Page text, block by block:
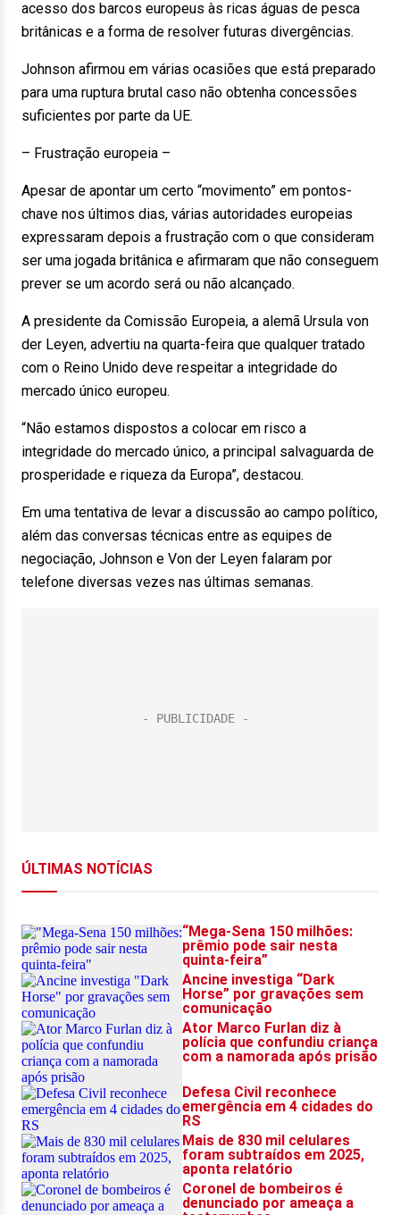
acesso dos barcos europeus às ricas águas de pesca
britânicas e a forma de resolver futuras divergências.
Johnson afirmou em várias ocasiões que está preparado
para uma ruptura brutal caso não obtenha concessões
suficientes por parte da UE.
– Frustração europeia –
Apesar de apontar um certo “movimento” em pontos-
chave nos últimos dias, várias autoridades europeias
expressaram depois a frustração com o que consideram
ser uma jogada britânica e afirmaram que não conseguem
prever se um acordo será ou não alcançado.
A presidente da Comissão Europeia, a alemã Ursula von
der Leyen, advertiu na quarta-feira que qualquer tratado
com o Reino Unido deve respeitar a integridade do
mercado único europeu.
“Não estamos dispostos a colocar em risco a
integridade do mercado único, a principal salvaguarda de
prosperidade e riqueza da Europa”, destacou.
Em uma tentativa de levar a discussão ao campo político,
além das conversas técnicas entre as equipes de
negociação, Johnson e Von der Leyen falaram por
telefone diversas vezes nas últimas semanas.